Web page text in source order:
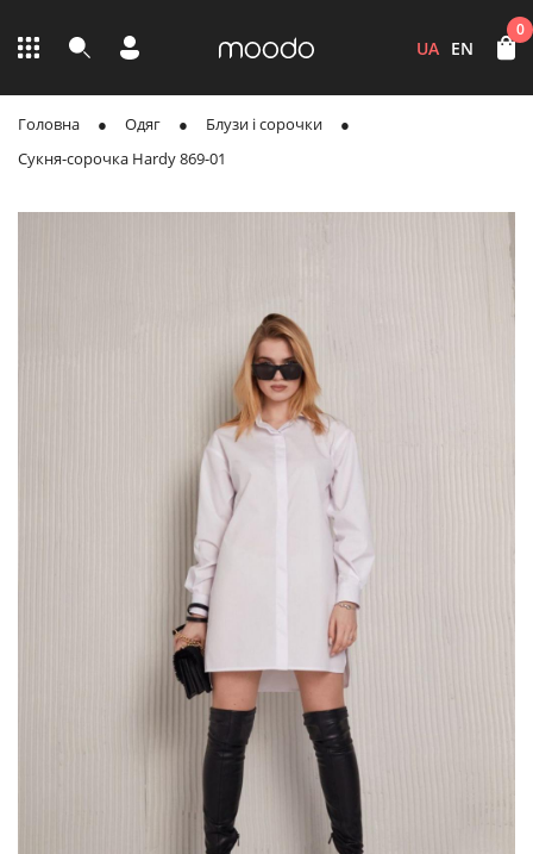
UA EN
0
Головна Одяг
Блузи і сорочки
Сукня-сорочка Hardy 869-01